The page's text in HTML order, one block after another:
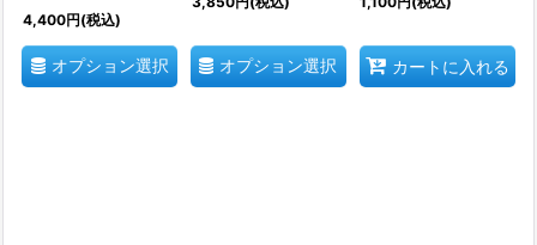
4,400円(税込)
オプション選択 オプション選択 カートに入れる